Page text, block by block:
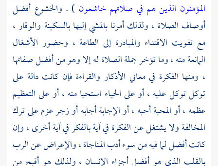
المؤمنون الذين هم في صلاتهم خاشعون ) . والخشوع أفضل
أوصاف الصلاة ، ولذلك أمرنا بالمشي إليها بالسكينة والوقار ،
مع تفويت الاقتداء والمبادرة إلى الطاعة ، وحضور الأشغال
المانعة منه ، وما تؤخر جملة الصلاة له إلا وهو من أفضل صفاتها
، ومنها الفكرة في معاني الأذكار والقراءة فإن كانت دالة على
توكل توكل عليه ، أو على الحياء استحيا منه ، أو على التعظيم
عظمه ، أو المحبة أحبه ، أو الإجابة أجابه أو زجر عزم على ترك
المخالفة ولا يشتغل عن الفكرة في آية بالفكر في آية أخرى ، وإن
كانت أفضل لما فيه من سوء أدب المناجاة ، والإعراض عن الرب
بالقلب الذي هو أفضل أجزاء الإنسان ، ولذلك هو أقبح من